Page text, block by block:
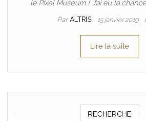
le Pixel Museum ! J’ai eu la
ParALTRIS 15 janvier 2019
Lire la suite
RECHERCHE